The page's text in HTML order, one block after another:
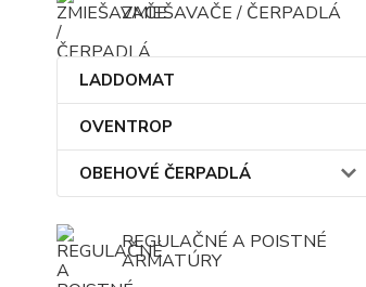
ZMIEŠAVAČE / ČERPADLÁ
LADDOMAT
OVENTROP
OBEHOVÉ ČERPADLÁ
REGULAČNÉ A POISTNÉ
ARMATÚRY